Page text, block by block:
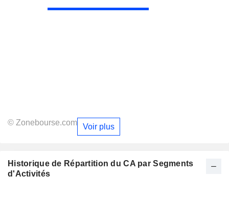
© Zonebourse.com Voir plus
Historique de Répartition du CA par Segments
d'Activités